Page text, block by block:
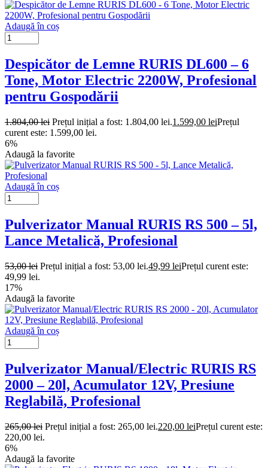
Adaugă în coș
Despicător de Lemne RURIS DL600 – 6
Tone, Motor Electric 2200W, Profesional
pentru Gospodării
1.804,00lei Prețul inițial a fost: 1.804,00 lei.1.599,00 leiPrețul
curent este: 1.599,00 lei.
6%
Adaugă la favorite
Adaugă în coș
Pulverizator Manual RURIS RS 500 – 5l,
Lance Metalică, Profesional
53,00lei Prețul inițial a fost: 53,00 lei.49,99 leiPrețul curent este:
49,99 lei.
17%
Adaugă la favorite
Adaugă în coș
Pulverizator Manual/Electric RURIS RS
2000 – 20l, Acumulator 12V, Presiune
Reglabilă, Profesional
265,00lei Prețul inițial a fost: 265,00 lei.220,00 leiPrețul curent este:
220,00 lei.
6%
Adaugă la favorite